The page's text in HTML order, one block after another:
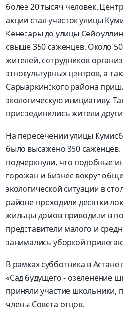
более 20 тысяч человек.
акции стал участок улицы
Кенесары до улицы
свыше 350 саженцев. Около
жителей, сотрудников
этнокультурных центров, а
Сарыаркинского района
экологическую инициативу.
присоединились жители
На пересечении улицы
было высажено 350
подчеркнули, что подобные
горожан и бизнес вокруг
экологической ситуации в
районе проходили десятки
жильцы домов приводили в
представители малого и
занимались уборкой
В рамках субботника в
«Сад будущего - озеленение
приняли участие школьники,
члены Совета отцов.